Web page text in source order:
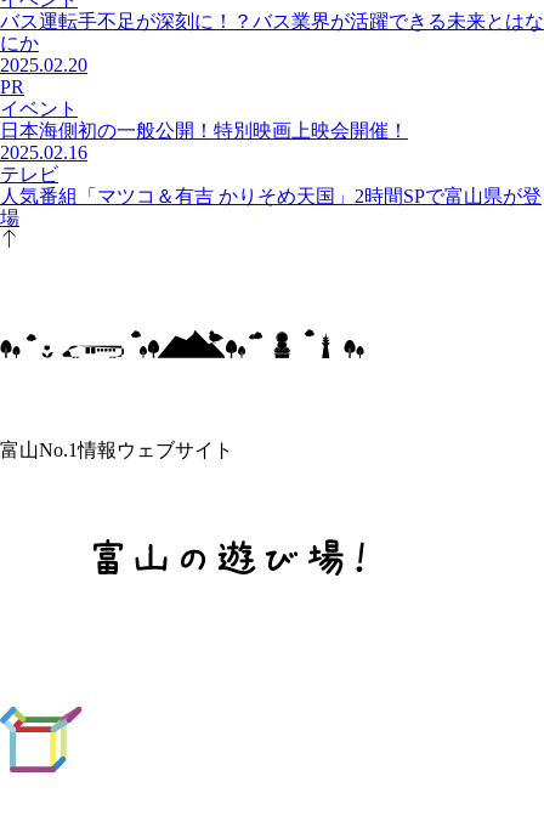
バス運転手不足が深刻に！？バス業界が活躍できる未来とはな
にか
2025.02.20
PR
イベント
日本海側初の一般公開！特別映画上映会開催！
2025.02.16
テレビ
人気番組「マツコ＆有吉 かりそめ天国」2時間SPで富山県が登
場
富山No.1情報ウェブサイト